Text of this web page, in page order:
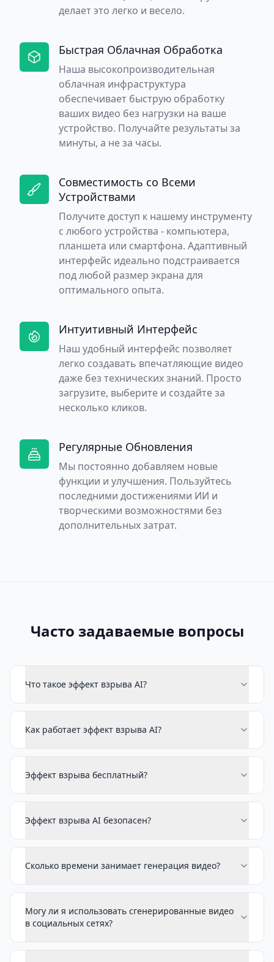
делает это легко и весело.
Быстрая Облачная Обработка
Наша высокопроизводительная
облачная инфраструктура
обеспечивает быструю обработку
ваших видео без нагрузки на ваше
устройство. Получайте результаты за
минуты, а не за часы.
Совместимость со Всеми
Устройствами
Получите доступ к нашему инструменту
с любого устройства - компьютера,
планшета или смартфона. Адаптивный
интерфейс идеально подстраивается
под любой размер экрана для
оптимального опыта.
Интуитивный Интерфейс
Наш удобный интерфейс позволяет
легко создавать впечатляющие видео
даже без технических знаний. Просто
загрузите, выберите и создайте за
несколько кликов.
Регулярные Обновления
Мы постоянно добавляем новые
функции и улучшения. Пользуйтесь
последними достижениями ИИ и
творческими возможностями без
дополнительных затрат.
Часто задаваемые вопросы
Что такое эффект взрыва AI?
Как работает эффект взрыва AI?
Эффект взрыва бесплатный?
Эффект взрыва AI безопасен?
Сколько времени занимает генерация видео?
Могу ли я использовать сгенерированные видео
в социальных сетях?